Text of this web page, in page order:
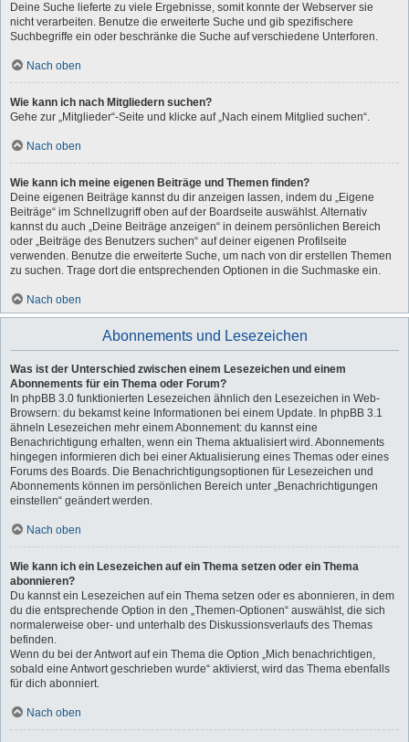
Deine Suche lieferte zu viele Ergebnisse, somit konnte der Webserver sie
nicht verarbeiten. Benutze die erweiterte Suche und gib spezifischere
Suchbegriffe ein oder beschränke die Suche auf verschiedene Unterforen.
Nach oben
Wie kann ich nach Mitgliedern suchen?
Gehe zur „Mitglieder“-Seite und klicke auf „Nach einem Mitglied suchen“.
Nach oben
Wie kann ich meine eigenen Beiträge und Themen finden?
Deine eigenen Beiträge kannst du dir anzeigen lassen, indem du „Eigene
Beiträge“ im Schnellzugriff oben auf der Boardseite auswählst. Alternativ
kannst du auch „Deine Beiträge anzeigen“ in deinem persönlichen Bereich
oder „Beiträge des Benutzers suchen“ auf deiner eigenen Profilseite
verwenden. Benutze die erweiterte Suche, um nach von dir erstellen Themen
zu suchen. Trage dort die entsprechenden Optionen in die Suchmaske ein.
Nach oben
Abonnements und Lesezeichen
Was ist der Unterschied zwischen einem Lesezeichen und einem
Abonnements für ein Thema oder Forum?
In phpBB 3.0 funktionierten Lesezeichen ähnlich den Lesezeichen in Web-
Browsern: du bekamst keine Informationen bei einem Update. In phpBB 3.1
ähneln Lesezeichen mehr einem Abonnement: du kannst eine
Benachrichtigung erhalten, wenn ein Thema aktualisiert wird. Abonnements
hingegen informieren dich bei einer Aktualisierung eines Themas oder eines
Forums des Boards. Die Benachrichtigungsoptionen für Lesezeichen und
Abonnements können im persönlichen Bereich unter „Benachrichtigungen
einstellen“ geändert werden.
Nach oben
Wie kann ich ein Lesezeichen auf ein Thema setzen oder ein Thema
abonnieren?
Du kannst ein Lesezeichen auf ein Thema setzen oder es abonnieren, in dem
du die entsprechende Option in den „Themen-Optionen“ auswählst, die sich
normalerweise ober- und unterhalb des Diskussionsverlaufs des Themas
befinden.
Wenn du bei der Antwort auf ein Thema die Option „Mich benachrichtigen,
sobald eine Antwort geschrieben wurde“ aktivierst, wird das Thema ebenfalls
für dich abonniert.
Nach oben